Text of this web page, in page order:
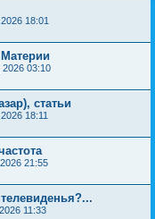
18:01
03:10
статьи
18:11
21:55
11:33